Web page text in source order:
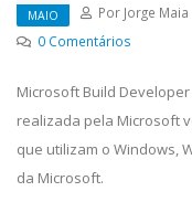
MAIO Por Jorge Maia
0 Comentários
Microsoft Build
realizada pela Microsoft
que utilizam o Windows,
da Microsoft.